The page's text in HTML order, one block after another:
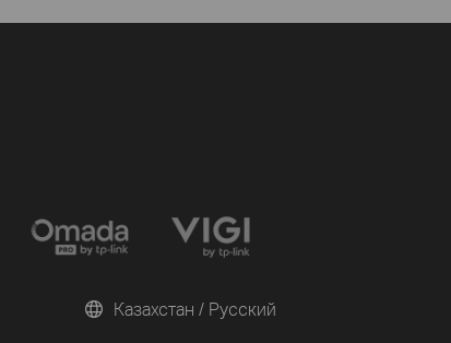
Казахстан / Русский